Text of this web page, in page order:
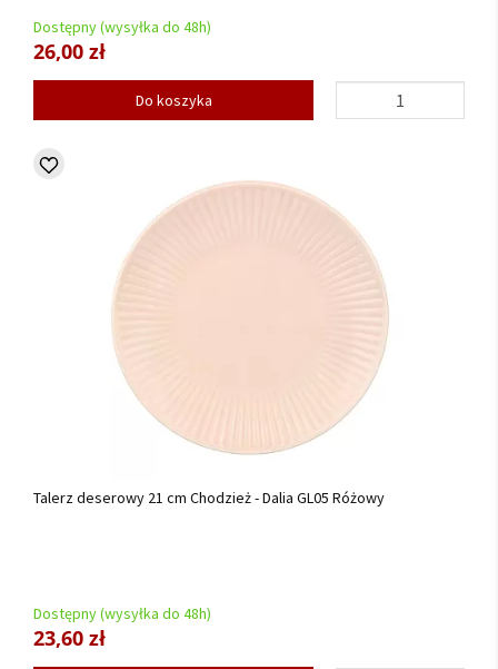
Dostępny (wysyłka do 48h)
26,00 zł
Do koszyka
Talerz deserowy 21 cm Chodzież - Dalia GL05 Różowy
Dostępny (wysyłka do 48h)
23,60 zł